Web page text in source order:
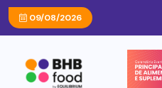
09/08/2026